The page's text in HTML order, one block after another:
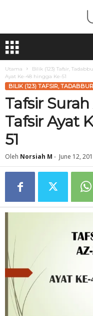
T
Utama Bilik (123) Tafsir,
Ayat Ke-48 hingga Ke-51
BILIK (123) TAFSIR,
Tafsir
Tafsir Ayat
51
Oleh Norsiah M - June 12,